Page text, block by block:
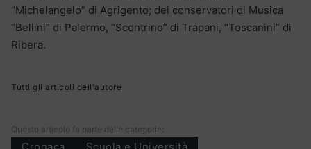
“Michelangelo” di Agrigento; dei conservatori di Musica
“Bellini” di Palermo, “Scontrino” di Trapani, “Toscanini” di
Ribera.
Tutti gli articoli dell'autore
Questo articolo fa parte delle categorie: